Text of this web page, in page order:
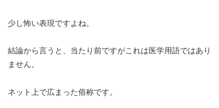
少し怖い表現ですよね。
結論から言うと、当たり前ですがこれは医学用語ではあり
ません。
ネット上で広まった俗称です。